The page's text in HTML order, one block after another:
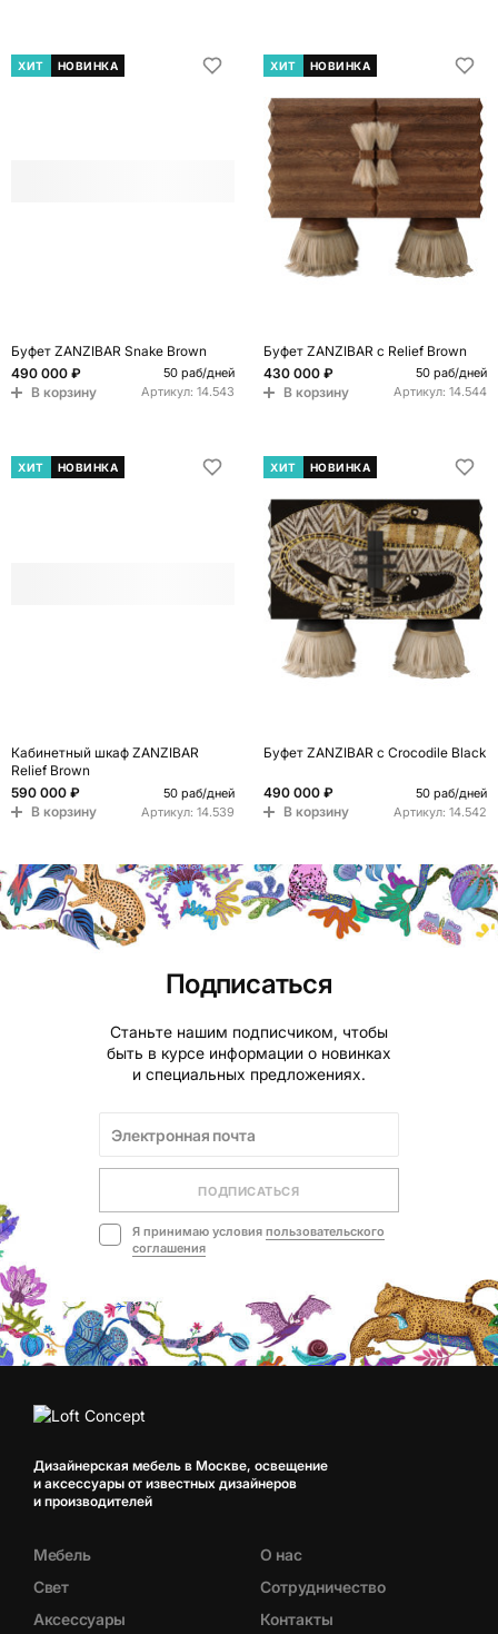
ХИТ НОВИНКА
Буфет ZANZIBAR Snake Brown
490 000 ₽
50 раб/дней
В корзину Артикул: 14.543
ХИТ НОВИНКА
Буфет ZANZIBAR с Relief Brown
430 000 ₽
50 раб/дней
В корзину Артикул: 14.544
ХИТ НОВИНКА
Кабинетный шкаф ZANZIBAR
Relief Brown
590 000 ₽
50 раб/дней
В корзину Артикул: 14.539
ХИТ НОВИНКА
Буфет ZANZIBAR с Crocodile Black
490 000 ₽ 50 раб/дней
В корзину Артикул: 14.542
Подписаться
Станьте нашим подписчиком, чтобы
быть в курсе информации о новинках
и специальных предложениях.
ПОДПИСАТЬСЯ
Я принимаю условия пользовательского
соглашения
Дизайнерская мебель в Москве, освещение
и аксессуары от известных дизайнеров
и производителей
Мебель
Свет
Аксессуары
О нас
Сотрудничество
Контакты